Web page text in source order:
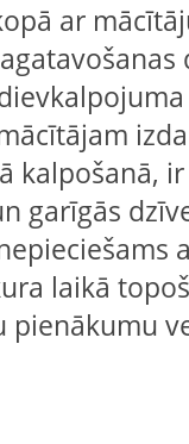
ar
kalpošanā,
garīgās
laikā